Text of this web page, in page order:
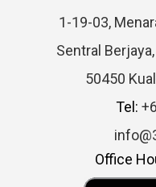
1-19-03,
Sentral
50450
Tel:
Office